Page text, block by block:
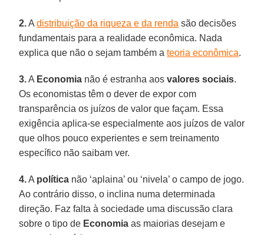
2.Adistribuição da riqueza e da renda são decisões
fundamentais para a realidade econômica. Nada
explica que não o sejam também ateoria econômica.
3.A Economia não é estranha aosvalores sociais.
Os economistas têm o dever de expor com
transparência os juízos de valor que façam. Essa
exigência aplica-se especialmente aos juízos de valor
que olhos pouco experientes e sem treinamento
específico não saibam ver.
4.A política não ‘aplaina’ ou ‘nivela’ o campo de jogo.
Ao contrário disso, o inclina numa determinada
direção. Faz falta à sociedade uma discussão clara
sobre o tipo de Economia as maiorias desejam e